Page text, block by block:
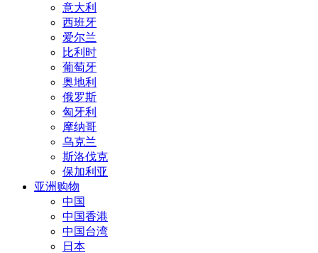
意大利
西班牙
爱尔兰
比利时
葡萄牙
奥地利
俄罗斯
匈牙利
摩纳哥
乌克兰
斯洛伐克
保加利亚
亚洲购物
中国
中国香港
中国台湾
日本